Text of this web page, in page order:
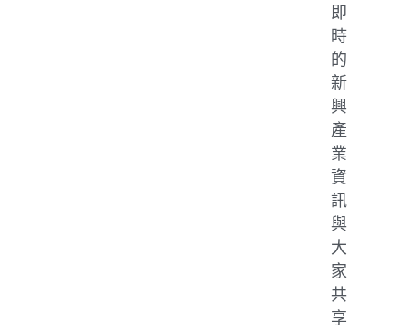
即
時
的
新
興
產
業
資
訊
與
大
家
共
享